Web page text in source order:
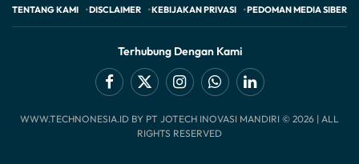
TENTANG KAMI DISCLAIMER KEBIJAKAN PRIVASI PEDOMAN MEDIA SIBER
Terhubung Dengan Kami
Facebook
X
(Twitter)
InstagramWhatsAppLinkedIn
WWW.TECHNONESIA.ID BY PT JOTECH INOVASI MANDIRI © 2026 | ALL
RIGHTS RESERVED